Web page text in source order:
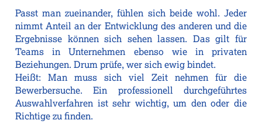
Passt man zueinander, fühlen sich beide wohl. Jeder
nimmt Anteil an der Entwicklung des anderen und die
Ergebnisse können sich sehen lassen. Das gilt für
Teams in Unternehmen ebenso wie in privaten
Beziehungen. Drum prüfe, wer sich ewig bindet.
Heißt: Man muss sich viel Zeit nehmen für die
Bewerbersuche. Ein professionell durchgeführtes
Auswahlverfahren ist sehr wichtig, um den oder die
Richtige zu finden.